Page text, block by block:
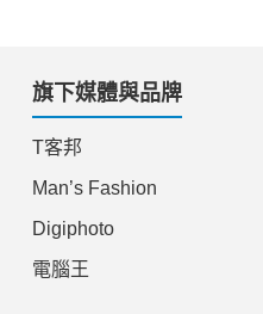
旗下媒體與品牌
T客邦
Man’s Fashion
Digiphoto
電腦王